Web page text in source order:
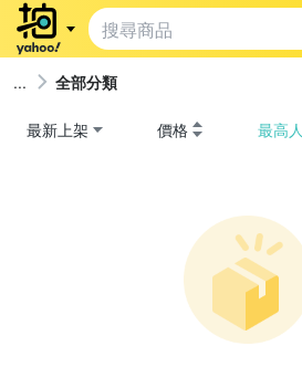
全部分類
最新上架 價格 最高